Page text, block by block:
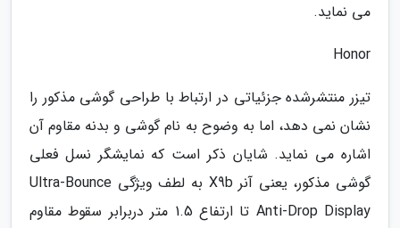
می نماید.
Honor
تیزر منتشرشده جزئیاتی در ارتباط با طراحی گوشی مذکور را
نشان نمی دهد، اما به وضوح به نام گوشی و بدنه مقاوم آن
اشاره می نماید. شایان ذکر است که نمایشگر نسل فعلی
گوشی مذکور، یعنی آنر X9b به لطف ویژگی Ultra-Bounce
Anti-Drop Display تا ارتفاع 1.5 متر دربرابر سقوط مقاوم